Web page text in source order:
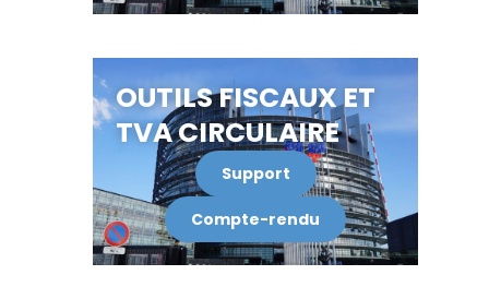
OUTILS FISCAUX ET
TVA CIRCULAIRE
Support
Compte-rendu